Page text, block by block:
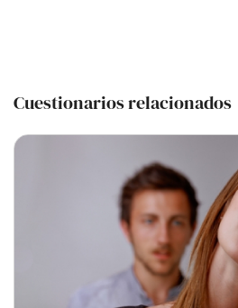
Cuestionarios relacionados